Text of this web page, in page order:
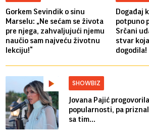
Gorkem Sevindik o sinu
Marselu: „Ne sećam se života
pre njega, zahvaljujući njemu
naučio sam najveću životnu
lekciju!“
Događaj
potpuno
Srčani
stvar
dogodila!
SHOWBIZ
Jovana Pajić
popularnosti, pa
sa tim...